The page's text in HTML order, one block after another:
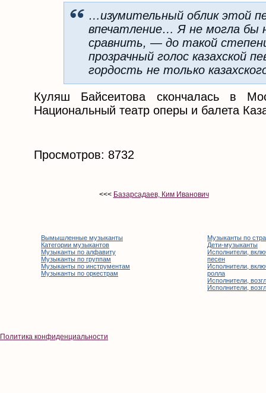
…изумительный облик этой
впечатление… Я не могла бы
сравнить, — до такой степени
прозрачный голос казахской
гордость не только
Куляш Байсеитова скончалась в
Национальный театр оперы и балета
Просмотров: 8732
<<< Базарсадаев, Ким Иванович
Вымышленные музыканты
Категории музыкантов
Музыканты по алфавиту
Музыканты по группам
Музыканты по инструментам
Музыканты по оркестрам
Музыканты по
Дети-музыканты
Исполнители,
песен
Исполнители,
ролла
Исполнители,
Исполнители,
Политика конфиденциальности